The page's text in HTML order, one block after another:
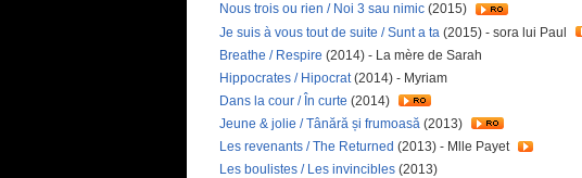
Nous trois ou rien / Noi 3 sau nimic (2015)
Je suis à vous tout de suite / Sunt a ta (2015) - sora lui Paul
Breathe / Respire (2014) - La mère de Sarah
Hippocrates / Hipocrat (2014) - Myriam
Dans la cour / În curte (2014)
Jeune & jolie / Tânără și frumoasă (2013)
Les revenants / The Returned (2013) - Mlle Payet
Les boulistes / Les invincibles (2013)